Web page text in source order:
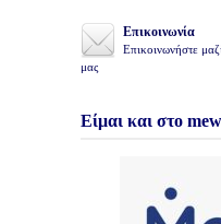
Επικοινωνία
Επικοινωνήστε
μας
Είμαι και στο